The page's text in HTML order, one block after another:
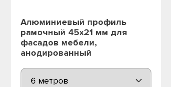
Алюминиевый профиль
рамочный 45х21 мм для
фасадов мебели,
анодированный